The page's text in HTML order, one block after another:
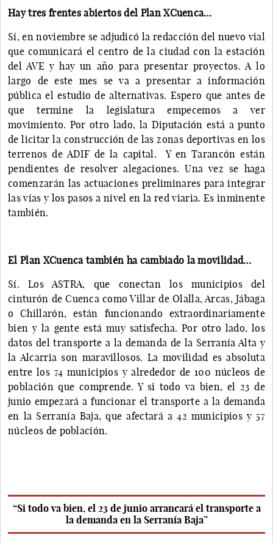
Hay tres frentes abiertos del Plan XCuenca…
Sí, en noviembre se adjudicó la redacción del nuevo vial
que comunicará el centro de la ciudad con la estación
del AVE y hay un año para presentar proyectos. A lo
largo de este mes se va a presentar a información
pública el estudio de alternativas. Espero que antes de
que termine la legislatura empecemos a ver
movimiento. Por otro lado, la Diputación está a punto
de licitar la construcción de las zonas deportivas en los
terrenos de ADIF de la capital. Y en Tarancón están
pendientes de resolver alegaciones. Una vez se haga
comenzarán las actuaciones preliminares para integrar
las vías y los pasos a nivel en la red viaria. Es inminente
también.
El Plan XCuenca también ha cambiado la movilidad…
Sí. Los ASTRA, que conectan los municipios del
cinturón de Cuenca como Villar de Olalla, Arcas, Jábaga
o Chillarón, están funcionando extraordinariamente
bien y la gente está muy satisfecha. Por otro lado, los
datos del transporte a la demanda de la Serranía Alta y
la Alcarria son maravillosos. La movilidad es absoluta
entre los 74 municipios y alrededor de 100 núcleos de
población que comprende. Y si todo va bien, el 23 de
junio empezará a funcionar el transporte a la demanda
en la Serranía Baja, que afectará a 42 municipios y 57
núcleos de población.
“Si todo va bien, el 23 de junio arrancará el transporte a
la demanda en la Serranía Baja”